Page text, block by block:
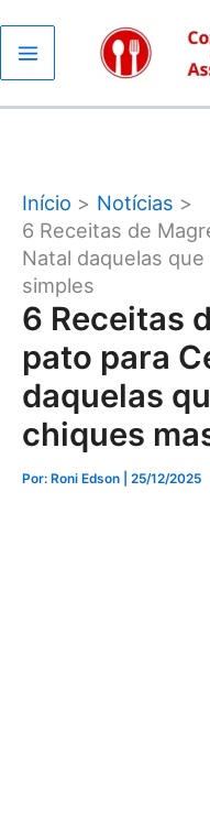
para
o
conteúdo
Início
Notícias
6 Receitas de
Natal daquelas
simples
6 Receitas
pato para
daquelas
chiques
Por: Roni Edson | 25/12/2025